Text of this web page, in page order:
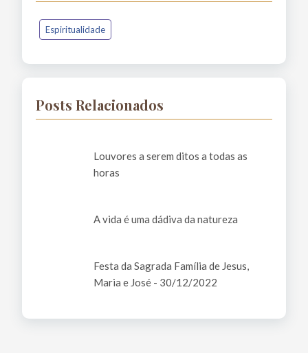
Espiritualidade
Posts Relacionados
Louvores a serem ditos a todas as
horas
A vida é uma dádiva da natureza
Festa da Sagrada Família de Jesus,
Maria e José - 30/12/2022